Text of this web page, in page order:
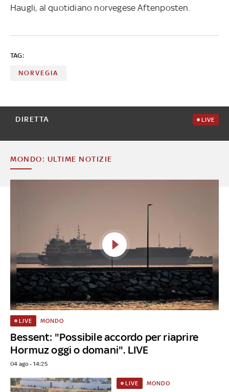
Haugli, al quotidiano norvegese Aftenposten.
TAG:
NORVEGIA
DIRETTA LIVE
MONDO: ULTIME NOTIZIE
Bessent: "Possibile accordo per riaprire
Hormuz oggi o domani". LIVE
LIVE MONDO
04 ago - 14:25
LIVE MONDO